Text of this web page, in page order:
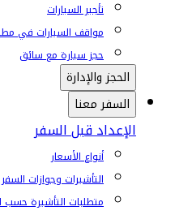
تأجير السيارات
مواقف السيارات في
حجز سيارة مع سائق
الحجز والإدارة
السفر معنا
الإعداد قبل السفر
أنواع الأسعار
التأشيرات وجوازات السفر
متطلبات التأشيرة حسب